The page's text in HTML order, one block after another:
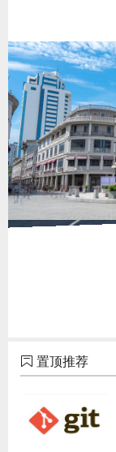
置顶推荐